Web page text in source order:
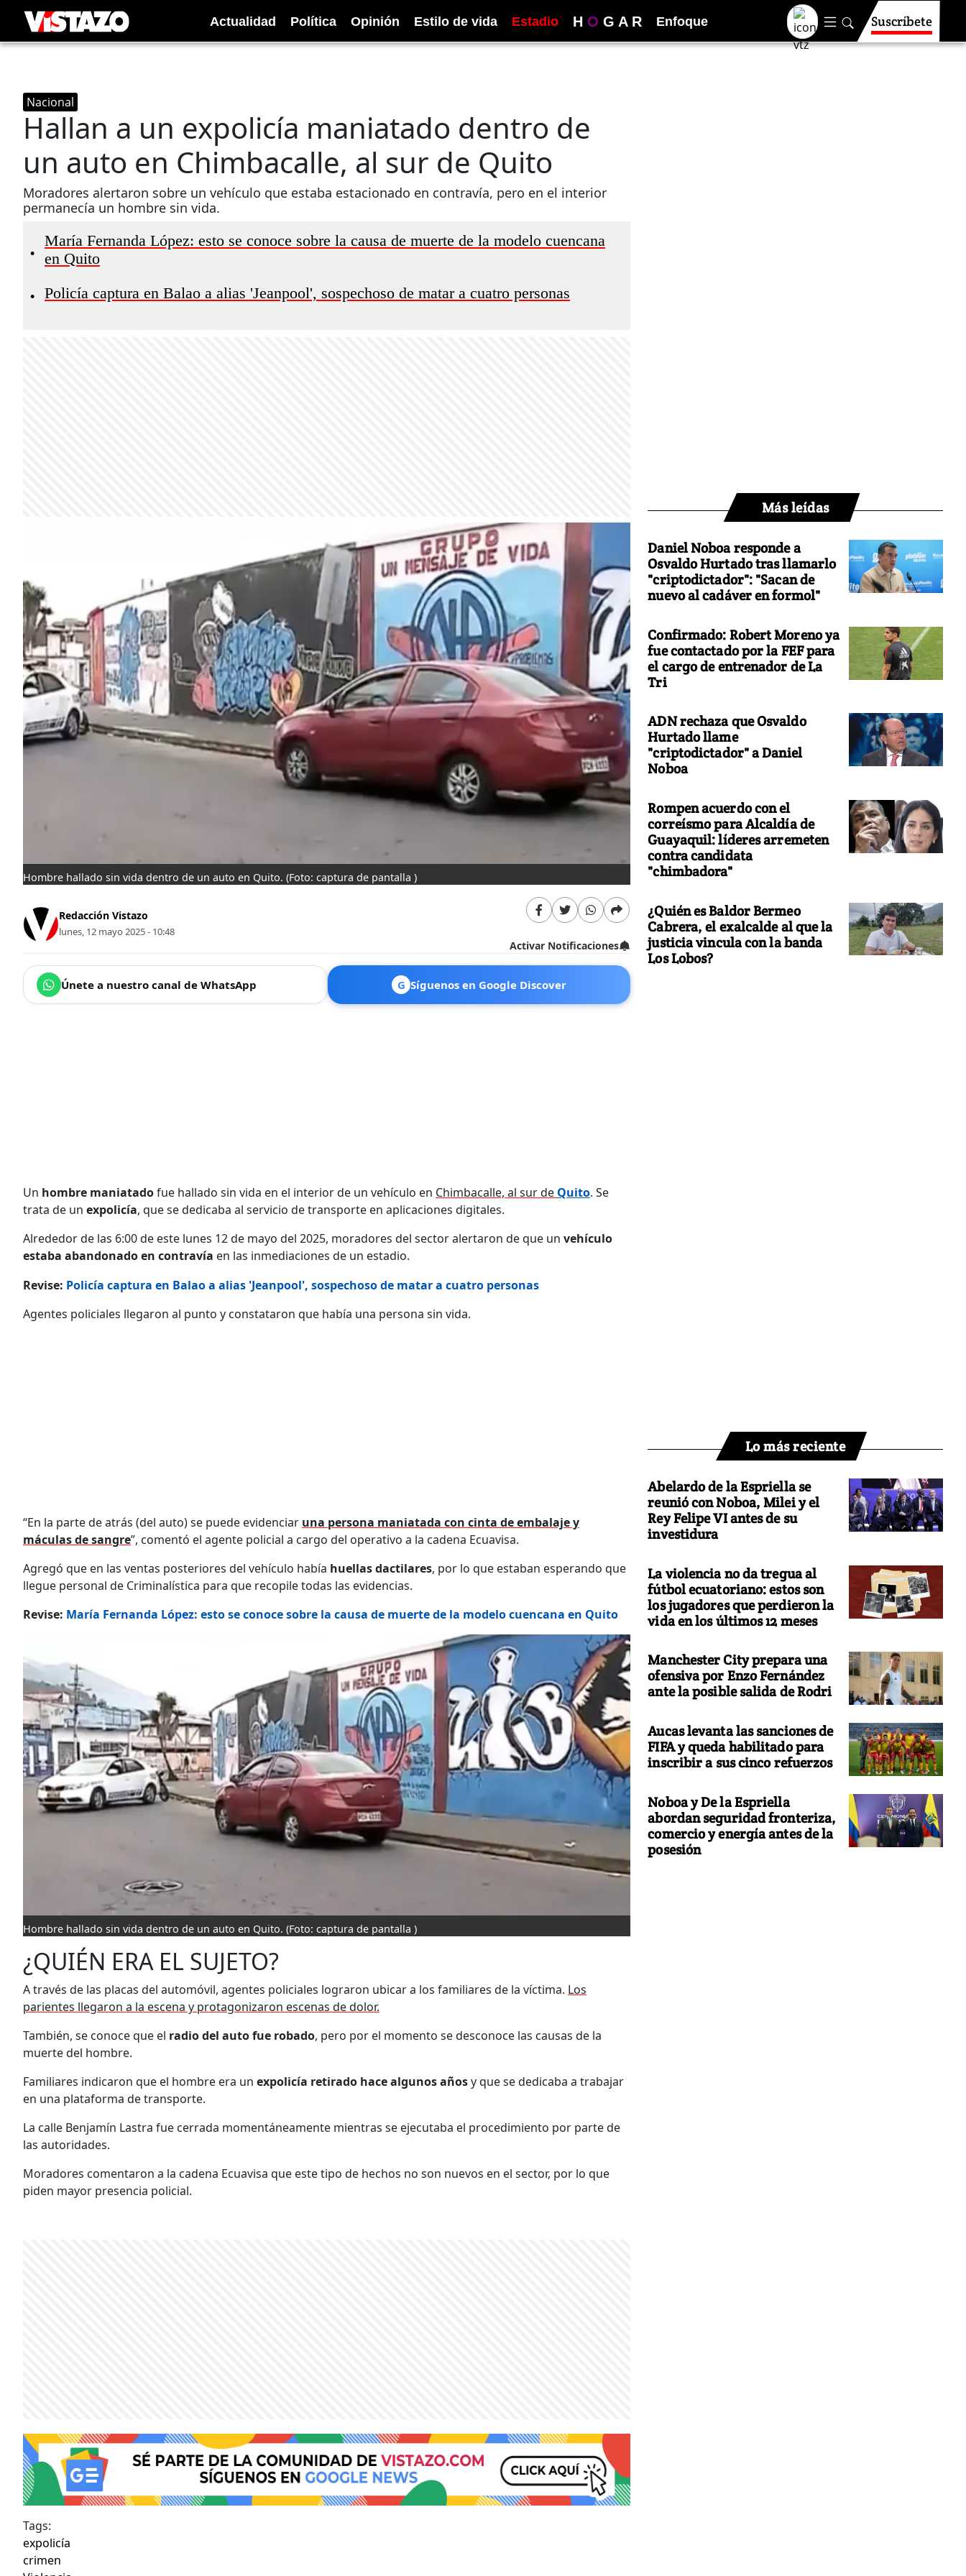
Actualidad Política Opinión Estilo de vida Estadio H O G A R Enfoque Suscríbete
Nacional
Hallan a un expolicía maniatado dentro de
un auto en Chimbacalle, al sur de Quito
Moradores alertaron sobre un vehículo que estaba estacionado en contravía, pero en el interior
permanecía un hombre sin vida.
•
María Fernanda López: esto se conoce sobre la causa de muerte de la modelo cuencana
en Quito
• Policía captura en Balao a alias 'Jeanpool', sospechoso de matar a cuatro personas
Hombre hallado sin vida dentro de un auto en Quito. (Foto: captura de pantalla )
Redacción Vistazo
lunes, 12 mayo 2025 - 10:48
Activar Notificaciones
Únete a nuestro canal de WhatsApp G Síguenos en Google Discover
Un hombre maniatadofue hallado sin vida en el interior de un vehículo en Chimbacalle, al sur de Quito. Se
trata de un expolicía, que se dedicaba al servicio de transporte en aplicaciones digitales.
Alrededor de las 6:00 de este lunes 12 de mayo del 2025, moradores del sector alertaron de que un vehículo
estaba abandonado en contravía en las inmediaciones de un estadio.
Revise: Policía captura en Balao a alias 'Jeanpool', sospechoso de matar a cuatro personas
Agentes policiales llegaron al punto y constataron que había una persona sin vida.
“En la parte de atrás (del auto) se puede evidenciar una persona maniatada con cinta de embalaje y
máculas de sangre”, comentó el agente policial a cargo del operativo a la cadena Ecuavisa.
Agregó que en las ventas posteriores del vehículo había huellas dactilares, por lo que estaban esperando que
llegue personal de Criminalística para que recopile todas las evidencias.
Revise: María Fernanda López: esto se conoce sobre la causa de muerte de la modelo cuencana en Quito
Hombre hallado sin vida dentro de un auto en Quito. (Foto: captura de pantalla )
¿QUIÉN ERA EL SUJETO?
A través de las placas del automóvil, agentes policiales lograron ubicar a los familiares de la víctima. Los
parientes llegaron a la escena y protagonizaron escenas de dolor.
También, se conoce que el radio del auto fue robado, pero por el momento se desconoce las causas de la
muerte del hombre.
Familiares indicaron que el hombre era un expolicía retirado hace algunos añosy que se dedicaba a trabajar
en una plataforma de transporte.
La calle Benjamín Lastra fue cerrada momentáneamente mientras se ejecutaba el procedimiento por parte de
las autoridades.
Moradores comentaron a la cadena Ecuavisa que este tipo de hechos no son nuevos en el sector, por lo que
piden mayor presencia policial.
Tags:
expolicía
crimen
Más leídas
Daniel Noboa responde a
Osvaldo Hurtado tras llamarlo
"criptodictador": "Sacan de
nuevo al cadáver en formol"
Confirmado: Robert Moreno ya
fue contactado por la FEF para
el cargo de entrenador de La
Tri
ADN rechaza que Osvaldo
Hurtado llame
"criptodictador" a Daniel
Noboa
Rompen acuerdo con el
correísmo para Alcaldía de
Guayaquil: líderes arremeten
contra candidata
"chimbadora"
¿Quién es Baldor Bermeo
Cabrera, el exalcalde al que la
justicia vincula con la banda
Los Lobos?
Lo más reciente
Abelardo de la Espriella se
reunió con Noboa, Milei y el
Rey Felipe VI antes de su
investidura
La violencia no da tregua al
fútbol ecuatoriano: estos son
los jugadores que perdieron la
vida en los últimos 12 meses
Manchester City prepara una
ofensiva por Enzo Fernández
ante la posible salida de Rodri
Aucas levanta las sanciones de
FIFA y queda habilitado para
inscribir a sus cinco refuerzos
Noboa y De la Espriella
abordan seguridad fronteriza,
comercio y energía antes de la
posesión